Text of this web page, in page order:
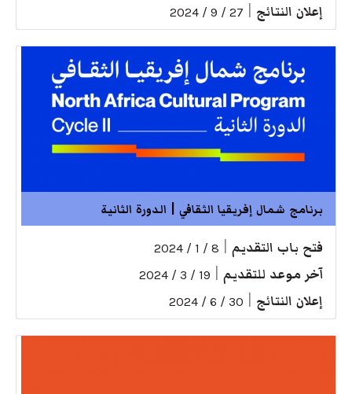
إعلان النتائج 27 / 9 / 2024
برنامج شمال إفريقيا الثقافي | الدورة الثانية
فتح باب التقديم 8 / 1 / 2024
آخر موعد للتقديم 19 / 3 / 2024
إعلان النتائج 30 / 6 / 2024